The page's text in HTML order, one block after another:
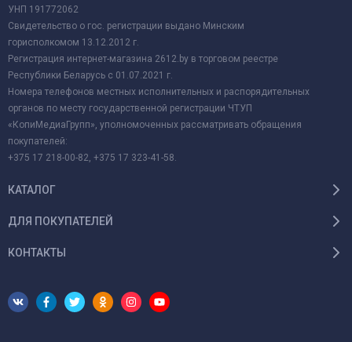
УНП 191772062
Свидетельство о гос. регистрации выдано Минским
горисполкомом 13.12.2012 г.
Регистрация интернет-магазина 2612.by в торговом реестре
Республики Беларусь с 01.07.2021 г.
Номера телефонов местных исполнительных и распорядительных
органов по месту государственной регистрации ЧТУП
«КопиМедиаГрупп», уполномоченных рассматривать обращения
покупателей:
+375 17 218-00-82, +375 17 323-41-58.
КАТАЛОГ
ДЛЯ ПОКУПАТЕЛЕЙ
КОНТАКТЫ